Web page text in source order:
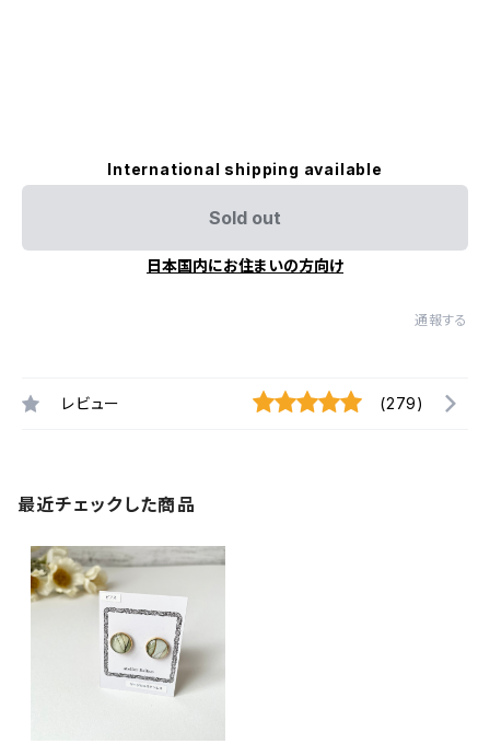
International shipping available
Sold out
日本国内にお住まいの方向け
通報する
レビュー (279)
最近チェックした商品